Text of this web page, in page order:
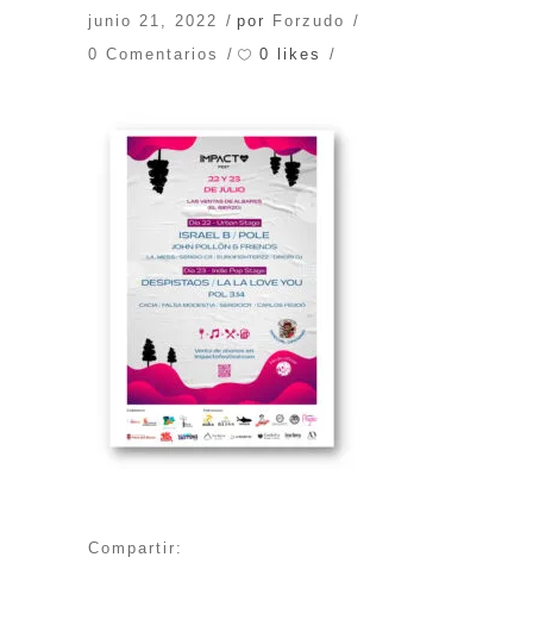
junio 21, 2022 por Forzudo
0 Comentarios
0 likes
Compartir: